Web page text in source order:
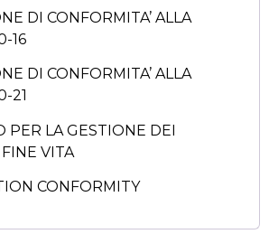
DI CONFORMITA’ ALLA
16
DI CONFORMITA’ ALLA
21
PER LA GESTIONE DEI
VITA
CONFORMITY